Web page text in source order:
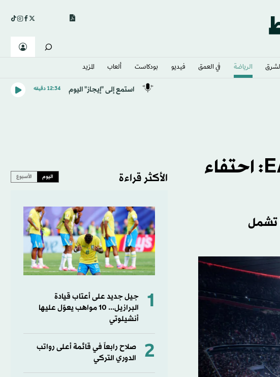
الرياضة في العمق فيديو بودكاست ألعاب المزيد
استمع إلى "إيجاز" اليوم 12:34 دقيقه
تحديث «لعبة العالم» المجاني للعبة EA SPORTS FC: احتفاء
من 60 منتخباً وطنياً تشمل
الأكثر قراءة اليوم الأسبوع
1
جيل جديد على أعتاب قيادة
البرازيل... 10 مواهب يعوّل عليها
أنشيلوتي
2
صلاح رابعاً في قائمة أعلى رواتب
الدوري التركي